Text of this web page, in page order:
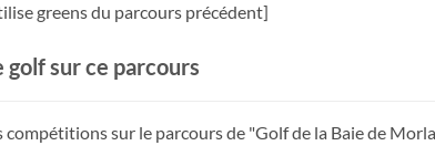
greens du parcours précédent]
sur ce parcours
compétitions sur le parcours de "Golf de la Baie de